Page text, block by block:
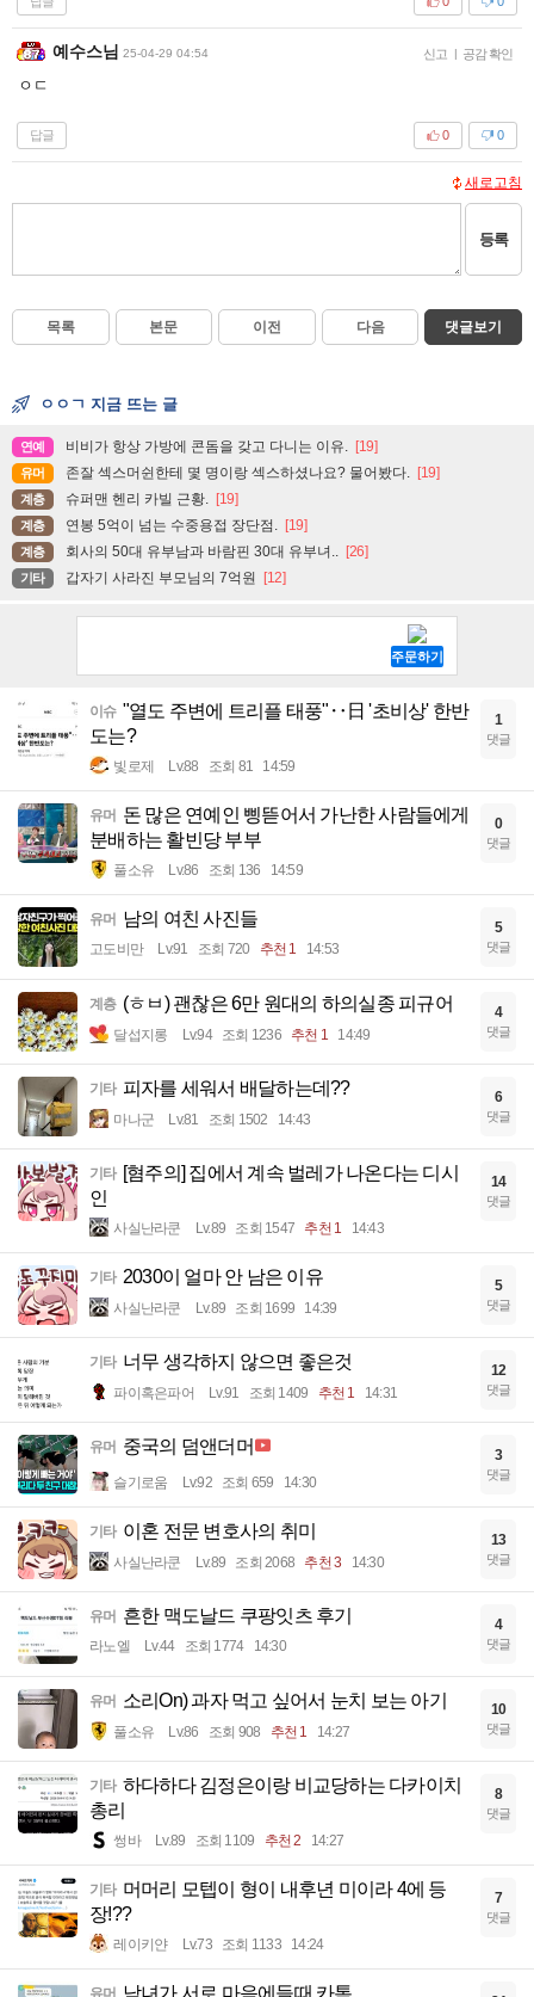
예수스님 25-04-29 04:54 신고 | 공감 확인
ㅇㄷ
답글 0
0
새로고침
등록
목록 본문 이전 다음 댓글보기
ㅇㅇㄱ 지금 뜨는 글
연예 비비가 항상 가방에 콘돔을 갖고 다니는 이유. [19]
유머 존잘 섹스머쉰한테 몇 명이랑 섹스하셨나요? 물어봤다. [19]
계층 슈퍼맨 헨리 카빌 근황. [19]
계층 연봉 5억이 넘는 수중용접 장단점. [19]
계층 회사의 50대 유부남과 바람핀 30대 유부녀.. [26]
기타 갑자기 사라진 부모님의 7억원 [12]
이슈 "열도 주변에 트리플 태풍"‥日 '초비상' 한반
도는?
빛로제 Lv.88 조회 81 14:59
1
댓글
유머 돈 많은 연예인 삥뜯어서 가난한 사람들에게
분배하는 활빈당 부부
풀소유 Lv.86 조회 136 14:59
0
댓글
유머 남의 여친 사진들
고도비만 Lv.91 조회 720 추천 1 14:53
5
댓글
계층 (ㅎㅂ) 괜찮은 6만 원대의 하의실종 피규어
달섭지롱 Lv.94 조회 1236 추천 1 14:49
4
댓글
기타 피자를 세워서 배달하는데??
마나군 Lv.81 조회 1502 14:43
6
댓글
기타 [혐주의] 집에서 계속 벌레가 나온다는 디시
인
사실난라쿤 Lv.89 조회 1547 추천 1 14:43
14
댓글
기타 2030이 얼마 안 남은 이유
사실난라쿤 Lv.89 조회 1699 14:39
5
댓글
기타 너무 생각하지 않으면 좋은것
파이혹은파어 Lv.91 조회 1409 추천 1 14:31
12
댓글
유머 중국의 덤앤더머
슬기로움 Lv.92 조회 659 14:30
3
댓글
기타 이혼 전문 변호사의 취미
사실난라쿤 Lv.89 조회 2068 추천 3 14:30
13
댓글
유머 흔한 맥도날드 쿠팡잇츠 후기
라노엘 Lv.44 조회 1774 14:30
4
댓글
유머 소리On) 과자 먹고 싶어서 눈치 보는 아기
풀소유 Lv.86 조회 908 추천 1 14:27
10
댓글
기타 하다하다 김정은이랑 비교당하는 다카이치
총리
썽바 Lv.89 조회 1109 추천 2 14:27
8
댓글
기타 머머리 모텝이 형이 내후년 미이라 4에 등
장!??
레이키얀 Lv.73 조회 1133 14:24
7
댓글
유머 남녀가 서로 마음에들때 카톡